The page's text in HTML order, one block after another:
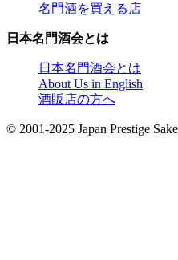
名門酒を買える店
日本名門酒会とは
日本名門酒会とは
About Us in English
酒販店の方へ
© 2001-2025 Japan Prestige